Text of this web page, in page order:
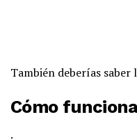
También deberías saber
Cómo
.